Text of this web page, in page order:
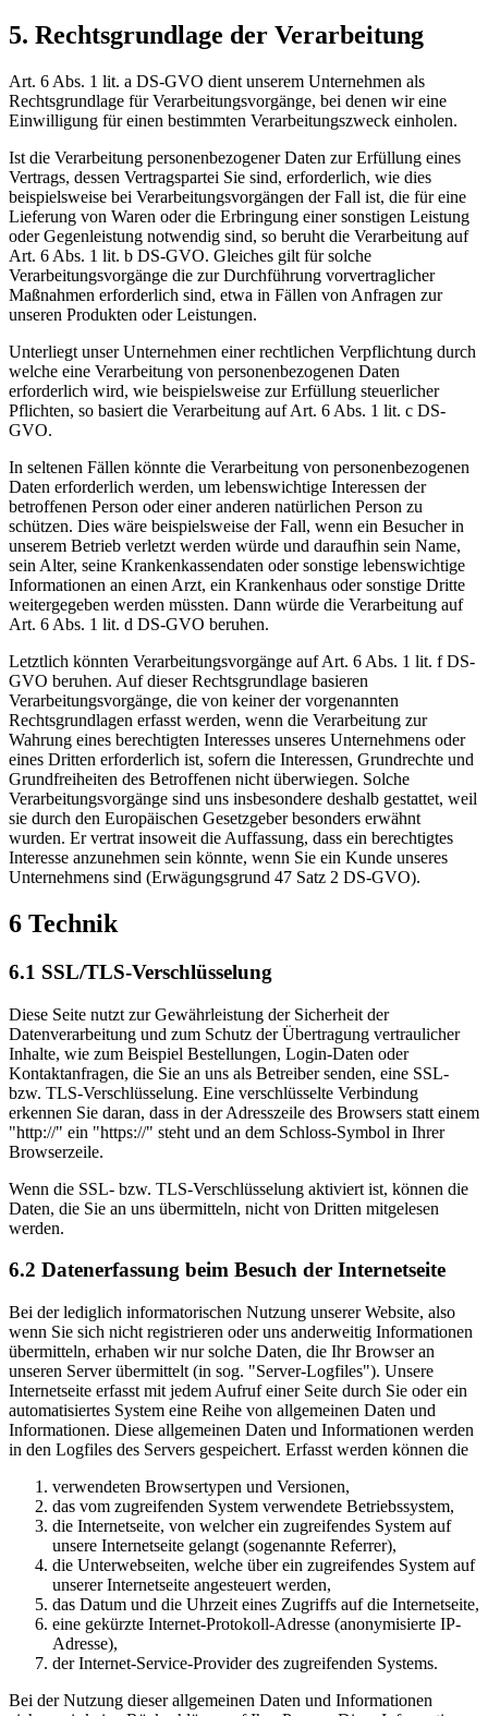
5. Rechtsgrundlage der Verarbeitung
Art. 6 Abs. 1 lit. a DS-GVO dient unserem Unternehmen als
Rechtsgrundlage für Verarbeitungsvorgänge, bei denen wir eine
Einwilligung für einen bestimmten Verarbeitungszweck einholen.
Ist die Verarbeitung personenbezogener Daten zur Erfüllung eines
Vertrags, dessen Vertragspartei Sie sind, erforderlich, wie dies
beispielsweise bei Verarbeitungsvorgängen der Fall ist, die für eine
Lieferung von Waren oder die Erbringung einer sonstigen Leistung
oder Gegenleistung notwendig sind, so beruht die Verarbeitung auf
Art. 6 Abs. 1 lit. b DS-GVO. Gleiches gilt für solche
Verarbeitungsvorgänge die zur Durchführung vorvertraglicher
Maßnahmen erforderlich sind, etwa in Fällen von Anfragen zur
unseren Produkten oder Leistungen.
Unterliegt unser Unternehmen einer rechtlichen Verpflichtung durch
welche eine Verarbeitung von personenbezogenen Daten
erforderlich wird, wie beispielsweise zur Erfüllung steuerlicher
Pflichten, so basiert die Verarbeitung auf Art. 6 Abs. 1 lit. c DS-
GVO.
In seltenen Fällen könnte die Verarbeitung von personenbezogenen
Daten erforderlich werden, um lebenswichtige Interessen der
betroffenen Person oder einer anderen natürlichen Person zu
schützen. Dies wäre beispielsweise der Fall, wenn ein Besucher in
unserem Betrieb verletzt werden würde und daraufhin sein Name,
sein Alter, seine Krankenkassendaten oder sonstige lebenswichtige
Informationen an einen Arzt, ein Krankenhaus oder sonstige Dritte
weitergegeben werden müssten. Dann würde die Verarbeitung auf
Art. 6 Abs. 1 lit. d DS-GVO beruhen.
Letztlich könnten Verarbeitungsvorgänge auf Art. 6 Abs. 1 lit. f DS-
GVO beruhen. Auf dieser Rechtsgrundlage basieren
Verarbeitungsvorgänge, die von keiner der vorgenannten
Rechtsgrundlagen erfasst werden, wenn die Verarbeitung zur
Wahrung eines berechtigten Interesses unseres Unternehmens oder
eines Dritten erforderlich ist, sofern die Interessen, Grundrechte und
Grundfreiheiten des Betroffenen nicht überwiegen. Solche
Verarbeitungsvorgänge sind uns insbesondere deshalb gestattet, weil
sie durch den Europäischen Gesetzgeber besonders erwähnt
wurden. Er vertrat insoweit die Auffassung, dass ein berechtigtes
Interesse anzunehmen sein könnte, wenn Sie ein Kunde unseres
Unternehmens sind (Erwägungsgrund 47 Satz 2 DS-GVO).
6 Technik
6.1 SSL/TLS-Verschlüsselung
Diese Seite nutzt zur Gewährleistung der Sicherheit der
Datenverarbeitung und zum Schutz der Übertragung vertraulicher
Inhalte, wie zum Beispiel Bestellungen, Login-Daten oder
Kontaktanfragen, die Sie an uns als Betreiber senden, eine SSL-
bzw. TLS-Verschlüsselung. Eine verschlüsselte Verbindung
erkennen Sie daran, dass in der Adresszeile des Browsers statt einem
"http://" ein "https://" steht und an dem Schloss-Symbol in Ihrer
Browserzeile.
Wenn die SSL- bzw. TLS-Verschlüsselung aktiviert ist, können die
Daten, die Sie an uns übermitteln, nicht von Dritten mitgelesen
werden.
6.2 Datenerfassung beim Besuch der Internetseite
Bei der lediglich informatorischen Nutzung unserer Website, also
wenn Sie sich nicht registrieren oder uns anderweitig Informationen
übermitteln, erhaben wir nur solche Daten, die Ihr Browser an
unseren Server übermittelt (in sog. "Server-Logfiles"). Unsere
Internetseite erfasst mit jedem Aufruf einer Seite durch Sie oder ein
automatisiertes System eine Reihe von allgemeinen Daten und
Informationen. Diese allgemeinen Daten und Informationen werden
in den Logfiles des Servers gespeichert. Erfasst werden können die
verwendeten Browsertypen und Versionen,
das vom zugreifenden System verwendete Betriebssystem,
die Internetseite, von welcher ein zugreifendes System auf
unsere Internetseite gelangt (sogenannte Referrer),
die Unterwebseiten, welche über ein zugreifendes System auf
unserer Internetseite angesteuert werden,
das Datum und die Uhrzeit eines Zugriffs auf die Internetseite,
eine gekürzte Internet-Protokoll-Adresse (anonymisierte IP-
Adresse),
der Internet-Service-Provider des zugreifenden Systems.
Bei der Nutzung dieser allgemeinen Daten und Informationen